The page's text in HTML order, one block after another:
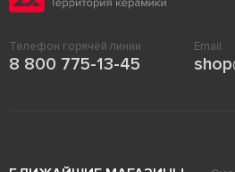
Телефон горячей линии
8 800 775-13-45
Email